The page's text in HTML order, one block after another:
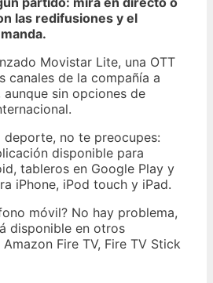
las redifusiones y el
Movistar Lite, una OTT
canales de la compañía a
sin opciones de
deporte, no te preocupes:
disponible para
tableros en Google Play y
iPhone, iPod touch y iPad.
móvil? No hay problema,
disponible en otros
Fire TV, Fire TV Stick